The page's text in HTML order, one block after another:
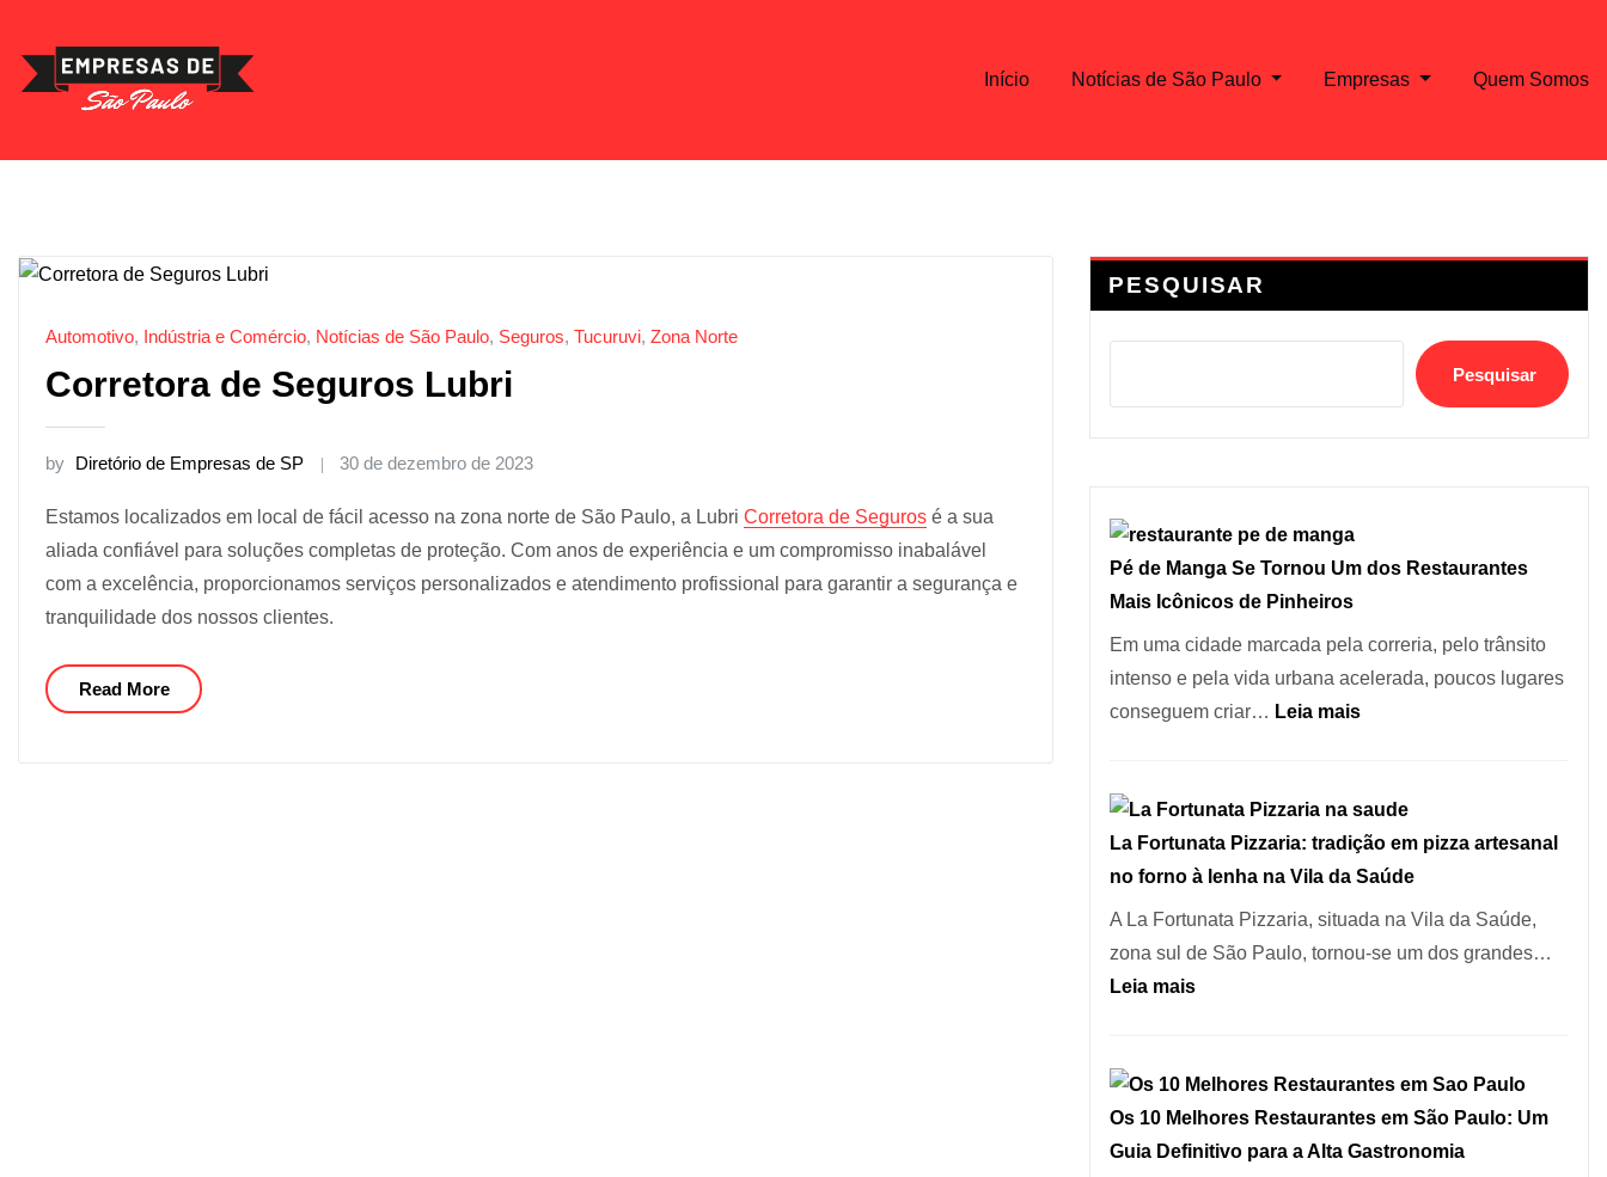
content
Início Notícias de São Paulo Empresas Quem Somos
Automotivo, Indústria e Comércio, Notícias de São Paulo, Seguros, Tucuruvi, Zona Norte
Corretora de Seguros Lubri
by Diretório de Empresas de SP 30 de dezembro de 2023
Estamos localizados em local de fácil acesso na zona norte de São Paulo, a Lubri Corretora de Seguros é a sua
aliada confiável para soluções completas de proteção. Com anos de experiência e um compromisso inabalável
com a excelência, proporcionamos serviços personalizados e atendimento profissional para garantir a segurança e
tranquilidade dos nossos clientes.
Read More
PESQUISAR
Pesquisar
Pé de Manga Se Tornou Um dos Restaurantes
Mais Icônicos de Pinheiros
Em uma cidade marcada pela correria, pelo trânsito
intenso e pela vida urbana acelerada, poucos lugares
conseguem criar… Leia mais:
Manga
Se
Tornou
Um
dos
de
Pinheiros
La Fortunata Pizzaria: tradição em pizza artesanal
no forno à lenha na Vila da Saúde
A La Fortunata Pizzaria, situada na Vila da Saúde,
zona sul de São Paulo, tornou-se um dos grandes…
Leia mais:
Pizzaria:
tradição
em
Os 10 Melhores Restaurantes em São Paulo: Um
Guia Definitivo para a Alta Gastronomia